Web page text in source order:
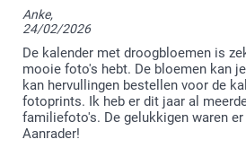
Bedankt voor jouw lovende
heel erg blij mee :-)
We vonden het fijn jouw
afwerken.
Vriendelijke groet!
Nathalie @smartphoto
Anke,
24/02/2026
De kalender met droogbloemen is
mooie foto's hebt. De bloemen kan
kan hervullingen bestellen voor de
fotoprints. Ik heb er dit jaar al
familiefoto's. De gelukkigen waren
Aanrader!